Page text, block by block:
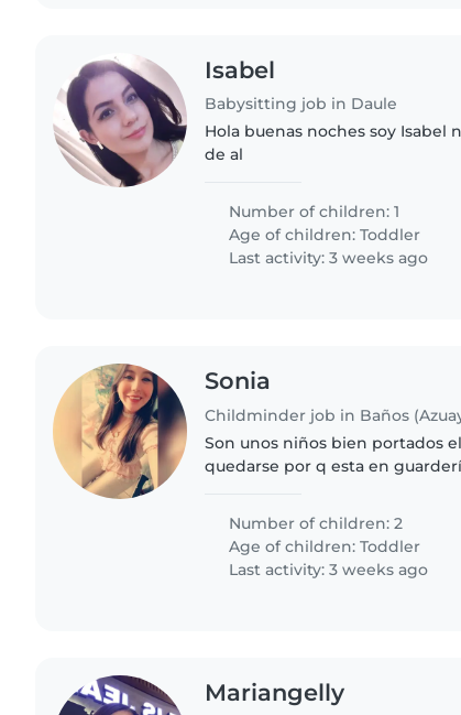
Isabel
Babysitting job in Daule
Hola buenas noches soy Isabel
de al
Number of children: 1
Age of children:Toddler
Last activity: 3 weeks ago
Sonia
Childminder job in Baños
Son unos niños bien portados
quedarse por q esta en
Number of children: 2
Age of children:Toddler
Last activity: 3 weeks ago
Mariangelly